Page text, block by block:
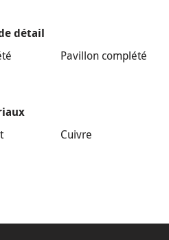
détail
Pavillon complété
Cuivre